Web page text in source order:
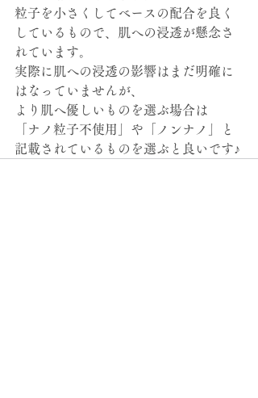
粒子を小さくしてベースの配合を良く
しているもので、肌への浸透が懸念さ
れています。
実際に肌への浸透の影響はまだ明確に
はなっていませんが、
より肌へ優しいものを選ぶ場合は
「ナノ粒子不使用」や「ノンナノ」と
記載されているものを選ぶと良いです♪